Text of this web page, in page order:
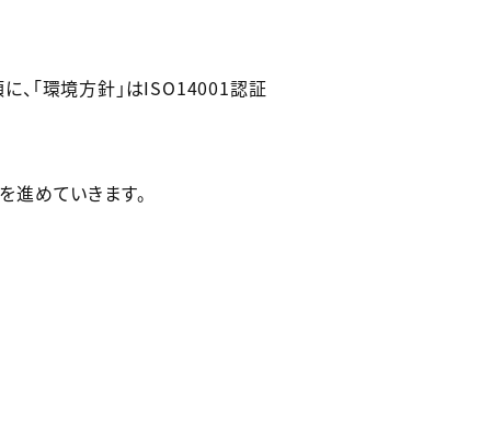
、「環境方針」はISO14001認証
めていきます。